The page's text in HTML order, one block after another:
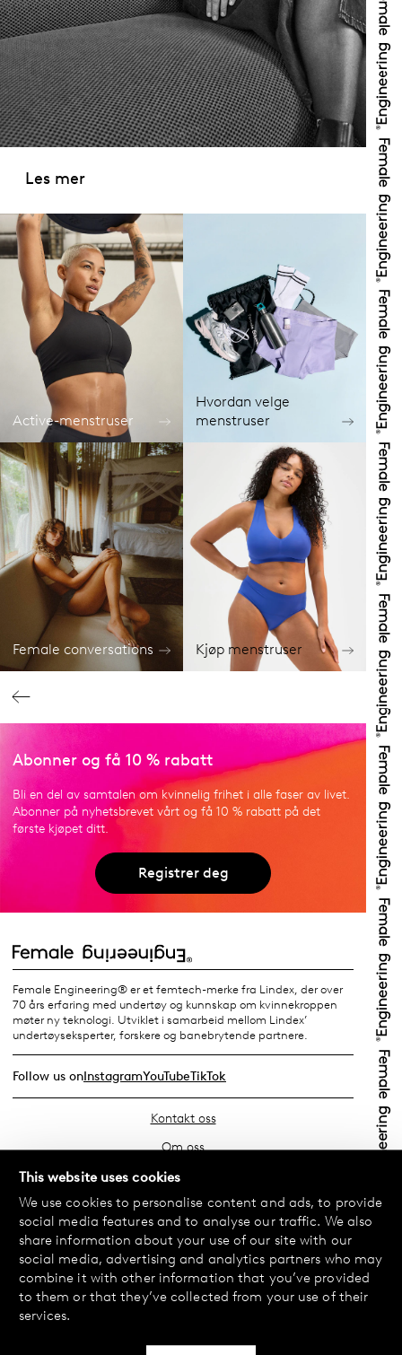
This website uses cookies
We use cookies to personalise content and ads, to provide
social media features and to analyse our traffic. We also
share information about your use of our site with our
social media, advertising and analytics partners who may
combine it with other information that you’ve provided
to them or that they’ve collected from your use of their
services.
Les mer
Active-menstruser
Hvordan velge
menstruser
Female conversations Kjøp menstruser
Abonner og få 10 % rabatt
Bli en del av samtalen om kvinnelig frihet i alle faser av livet.
Abonner på nyhetsbrevet vårt og få 10 % rabatt på det
første kjøpet ditt.
Registrer deg
Female Engineering® er et femtech-merke fra Lindex, der over
70 års erfaring med undertøy og kunnskap om kvinnekroppen
møter ny teknologi. Utviklet i samarbeid mellom Lindex’
undertøyseksperter, forskere og banebrytende partnere.
Follow us onInstagramYouTubeTikTok
Kontakt oss
Om oss
Finn din butikk
Vanlige spørsmål
Vilkår
Personvernerklæring
Bytte og retur
Informasjonskapsler